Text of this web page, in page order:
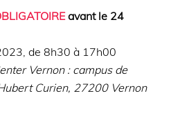
avant le 24
de 8h30 à 17h00
Vernon : campus de
Curien, 27200 Vernon